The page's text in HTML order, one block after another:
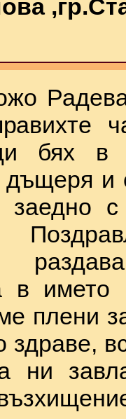
бях в
дъщеря и
заедно с
в името
плени
ни